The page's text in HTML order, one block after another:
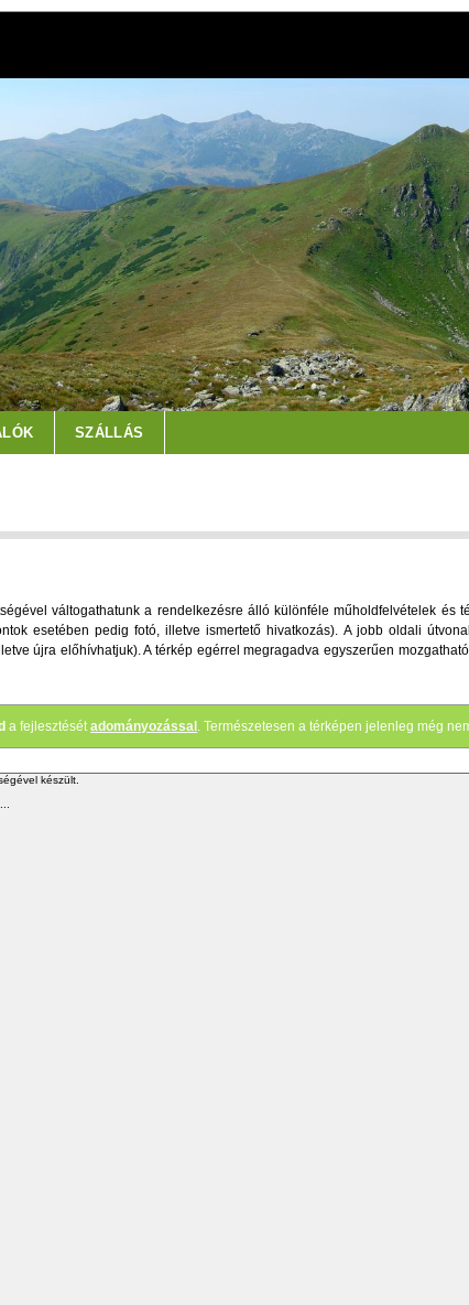
SZÁLLÁS
váltogathatunk a rendelkezésre álló különféle műholdfelvételek és
esetében pedig fotó, illetve ismertető hivatkozás). A jobb oldali
újra előhívhatjuk). A térkép egérrel megragadva egyszerűen
a fejlesztésétadományozással. Természetesen a térképen jelenleg még
készült.